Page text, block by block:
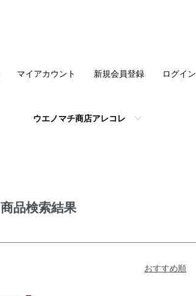
ウエノマチ商店アレコレ
マイアカウント 新規会員登録 ログイン
商品検索結果
おすすめ順